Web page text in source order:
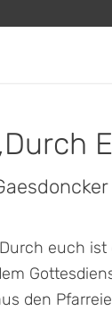
Durch
euch
den